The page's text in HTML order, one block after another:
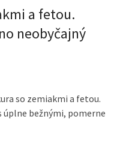
a fetou.
neobyčajný
so zemiakmi a fetou.
úplne bežnými, pomerne